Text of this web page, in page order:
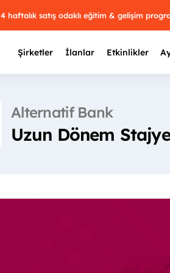
4 haftalık satış odaklı eğitim & gelişim
Şirketler İlanlar Etkinlikler
Alternatif Bank
Uzun Dönem